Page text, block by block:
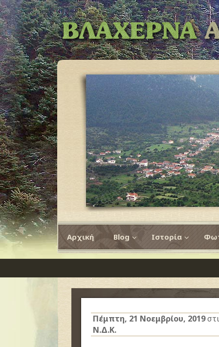
Αρχική Blog Ιστορία
Πέμπτη, 21 Νοεμβρίου, 2019
Ν.Δ.Κ.